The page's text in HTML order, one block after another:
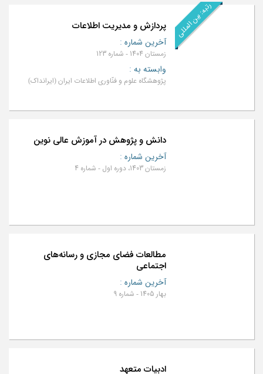
رتبه: بین المللی پردازش و مدیریت اطلاعات
آخرین شماره :
زمستان 1404 - شماره 123
وابسته به :
پژوهشگاه علوم و فنّاوري اطلاعات ايران (ایرانداک)
دانش و پژوهش در آموزش عالی نوین
آخرین شماره :
زمستان 1403، دوره اول - شماره 4
مطالعات فضای مجازی و رسانه‌های
اجتماعی
آخرین شماره :
بهار 1405 - شماره 9
ادبیات متعهد